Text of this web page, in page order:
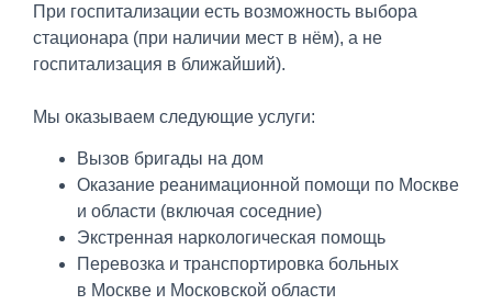
При госпитализации есть возможность выбора
стационара (при наличии мест в нём), а не
госпитализация в ближайший).
Мы оказываем следующие услуги:
Вызов бригады на дом
Оказание реанимационной помощи по Москве
и области (включая соседние)
Экстренная наркологическая помощь
Перевозка и транспортировка больных
в Москве и Московской области